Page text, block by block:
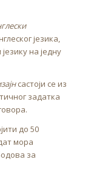
језика,
на једну
састоји се из
задатка
до 50
мора
за